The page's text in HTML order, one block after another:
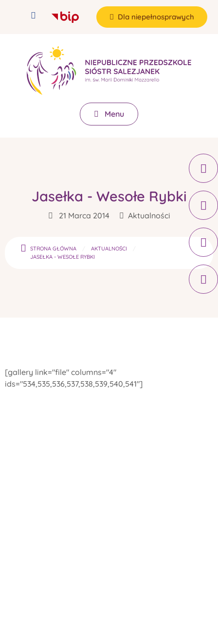
Dla niepełnosprawych
Menu
Jasełka - Wesołe Rybki
21 Marca 2014 Aktualności
STRONA GŁÓWNA
AKTUALNOŚCI
JASEŁKA - WESOŁE RYBKI
[gallery link="file" columns="4"
ids="534,535,536,537,538,539,540,541"]